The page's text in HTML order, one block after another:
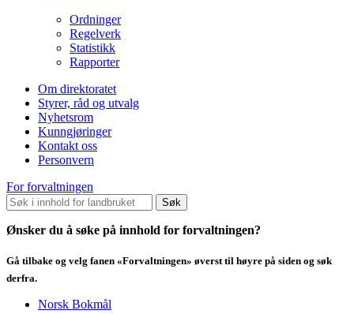
Ordninger
Regelverk
Statistikk
Rapporter
Om direktoratet
Styrer, råd og utvalg
Nyhetsrom
Kunngjøringer
Kontakt oss
Personvern
For forvaltningen
Søk
Ønsker du å søke på innhold for forvaltningen?
Gå tilbake og velg fanen «Forvaltningen» øverst til høyre på siden og søk
derfra.
Norsk Bokmål